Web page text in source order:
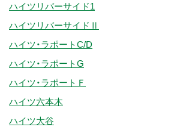
ハイツリバーサイド1
ハイツリバーサイドⅡ
ハイツ・ラポートC/D
ハイツ・ラポートG
ハイツ・ラポートＦ
ハイツ六本木
ハイツ大谷